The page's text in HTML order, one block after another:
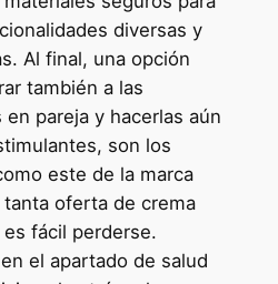
diversas y
Al final, una opción
también a las
pareja y hacerlas aún
son los
este de la marca
oferta de crema
fácil perderse.
el apartado de salud